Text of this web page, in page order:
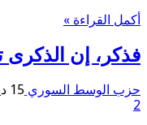
أكمل القراءة »
فذكر، إن الذكرى
حزب الوسط السوري 15 ديسمبر، 2024
2